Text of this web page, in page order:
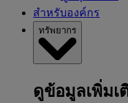
สำหรับองค์กร
ทรัพยากร
ดูข้อมูลเพิ่มเ